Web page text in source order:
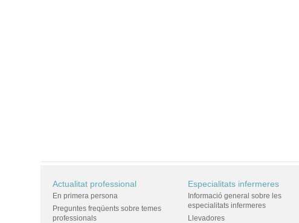
Actualitat professional
En primera persona
Preguntes freqüents sobre temes
professionals
Especialitats infermeres
Informació general sobre les
especialitats infermeres
Llevadores